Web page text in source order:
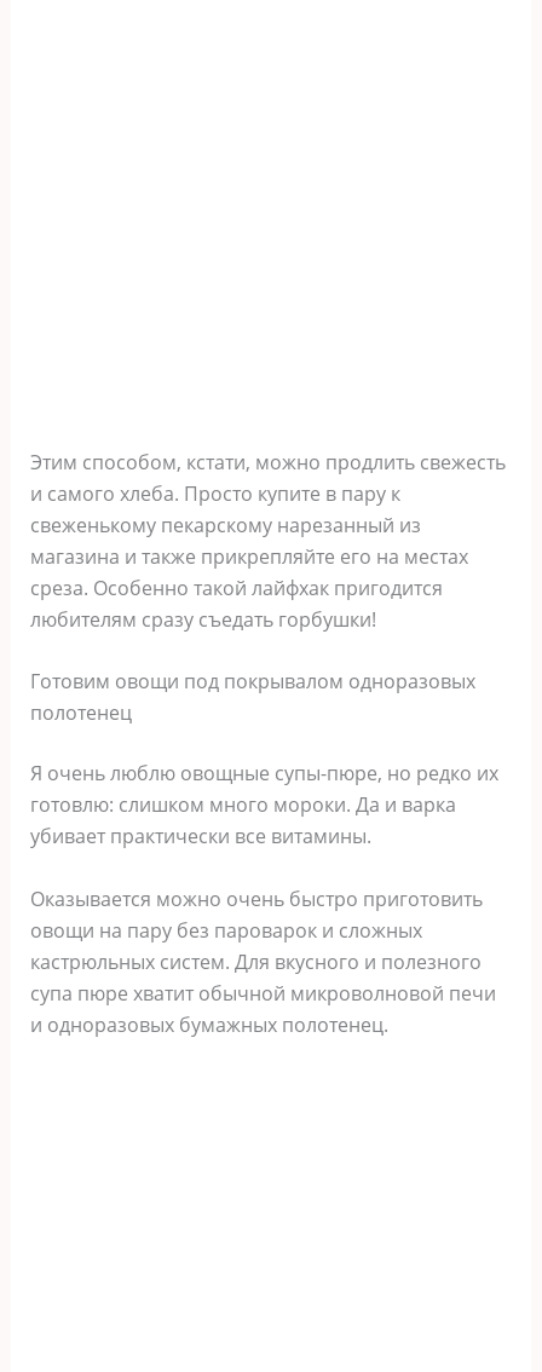
Этим способом, кстати, можно продлить свежесть
и самого хлеба. Просто купите в пару к
свеженькому пекарскому нарезанный из
магазина и также прикрепляйте его на местах
среза. Особенно такой лайфхак пригодится
любителям сразу съедать горбушки!
Готовим овощи под покрывалом одноразовых
полотенец
Я очень люблю овощные супы-пюре, но редко их
готовлю: слишком много мороки. Да и варка
убивает практически все витамины.
Оказывается можно очень быстро приготовить
овощи на пару без пароварок и сложных
кастрюльных систем. Для вкусного и полезного
супа пюре хватит обычной микроволновой печи
и одноразовых бумажных полотенец.